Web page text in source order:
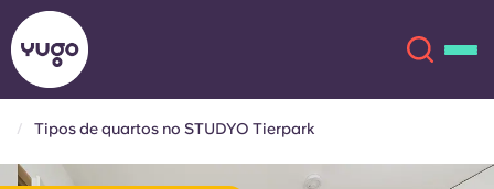
Tipos de quartos no STUDYO Tierpark